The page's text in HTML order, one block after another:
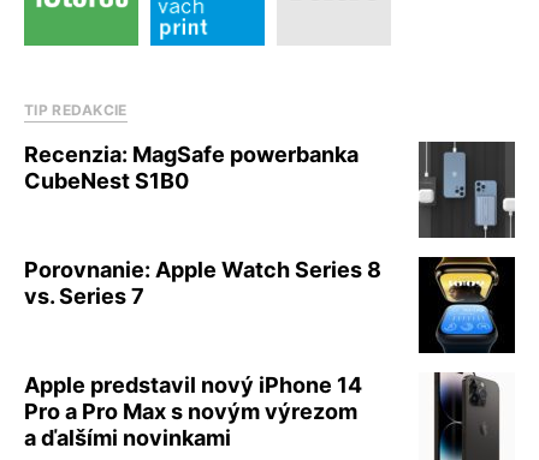
TIP REDAKCIE
Recenzia: MagSafe powerbanka
CubeNest S1B0
Porovnanie: Apple Watch Series 8
vs. Series 7
Apple predstavil nový iPhone 14
Pro a Pro Max s novým výrezom
a ďalšími novinkami